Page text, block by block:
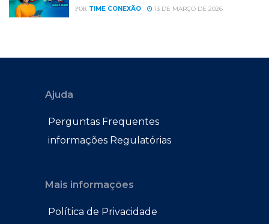
POR TIME CONEXÃO 13 DE MARÇO DE 2026
Ajuda
Perguntas Frequentes
informações Regulatórias
Mais informações
Política de Privacidade